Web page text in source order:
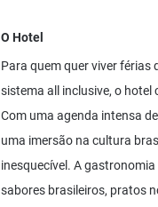
O Hotel
Para quem quer viver férias
sistema all inclusive, o
Com uma agenda intensa
uma imersão na cultura
inesquecível. A
sabores brasileiros, pratos